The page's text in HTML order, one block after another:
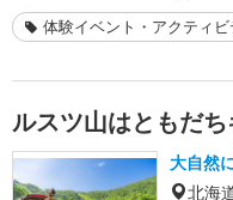
体験イベント・アクティビ
ルスツ山はともだ
大自然
北海